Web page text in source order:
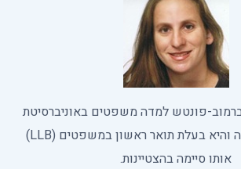
פונטש למדה משפטים באוניברסיטת
ניו-קאסל באנגליה והיא בעלת תואר ראשון במשפטים (LLB)
אותו סיימה בהצטיינות.